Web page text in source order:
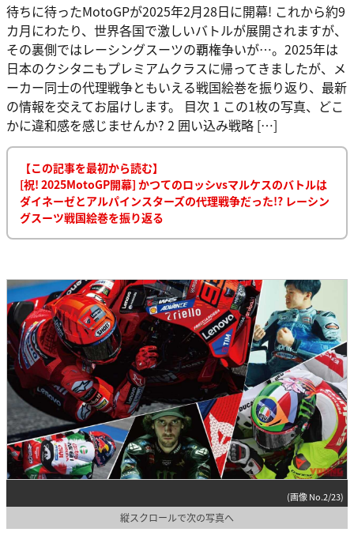
待ちに待ったMotoGPが2025年2月28日に開幕! これから約9
カ月にわたり、世界各国で激しいバトルが展開されますが、
その裏側ではレーシングスーツの覇権争いが…。2025年は
日本のクシタニもプレミアムクラスに帰ってきましたが、メ
ーカー同士の代理戦争ともいえる戦国絵巻を振り返り、最新
の情報を交えてお届けします。 目次 1 この1枚の写真、どこ
かに違和感を感じませんか? 2 囲い込み戦略 […]
【この記事を最初から読む】
[祝! 2025MotoGP開幕] かつてのロッシvsマルケスのバトルは
ダイネーゼとアルパインスターズの代理戦争だった!? レーシン
グスーツ戦国絵巻を振り返る
(画像 No.2/23)
縦スクロールで次の写真へ